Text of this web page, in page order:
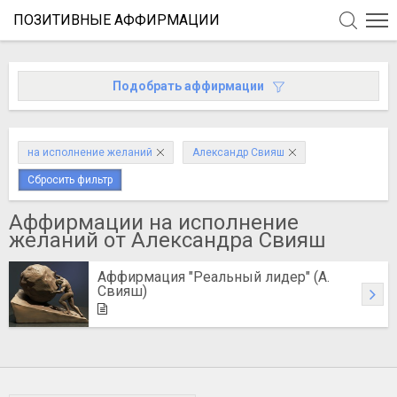
ПОЗИТИВНЫЕ АФФИРМАЦИИ
Подобрать аффирмации
на исполнение желаний Александр Свияш
Сбросить фильтр
Аффирмации на исполнение
желаний от Александра Свияш
Аффирмация "Реальный лидер" (А.
Свияш)